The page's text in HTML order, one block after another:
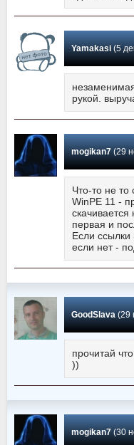
Yamakasi(5
рукой.
mogikan7(29
Что-то не
WinPE 11 -
первая и
Если ссылки
если нет -
GoodSlava(29
прочитай
))
mogikan7(30